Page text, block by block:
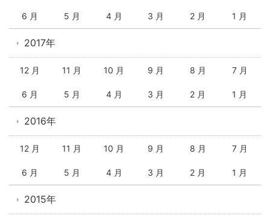
6 月 5 月 4 月 3 月 2 月 1 月
2017年
12 月 11 月 10 月 9 月 8 月 7 月
6 月 5 月 4 月 3 月 2 月 1 月
2016年
12 月 11 月 10 月 9 月 8 月 7 月
6 月 5 月 4 月 3 月 2 月 1 月
2015年